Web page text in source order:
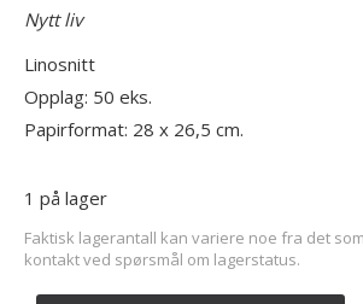
Nytt liv
Linosnitt
Opplag: 50 eks.
Papirformat: 28 x 26,5 cm.
1 på lager
Faktisk lagerantall kan variere noe fra det
kontakt ved spørsmål om lagerstatus.